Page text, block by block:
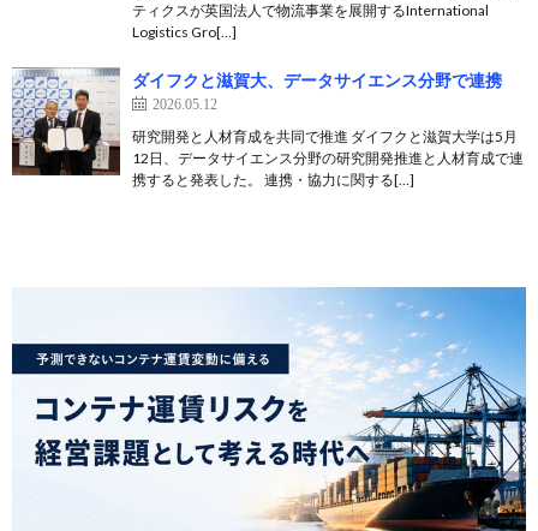
ティクスが英国法人で物流事業を展開するInternational
Logistics Gro[…]
ダイフクと滋賀大、データサイエンス分野で連携
2026.05.12
研究開発と人材育成を共同で推進 ダイフクと滋賀大学は5月
12日、データサイエンス分野の研究開発推進と人材育成で連
携すると発表した。 連携・協力に関する[…]